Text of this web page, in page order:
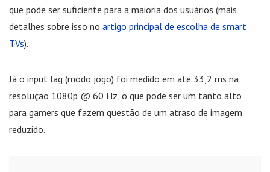
que pode ser suficiente para a maioria dos usuários (mais
detalhes sobre isso no artigo principal de escolha de smart
TVs).
Já o input lag (modo jogo) foi medido em até 33,2 ms na
resolução 1080p @ 60 Hz, o que pode ser um tanto alto
para gamers que fazem questão de um atraso de imagem
reduzido.